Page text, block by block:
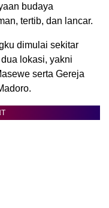
budaya
tertib, dan lancar.
dimulai sekitar
lokasi, yakni
serta Gereja